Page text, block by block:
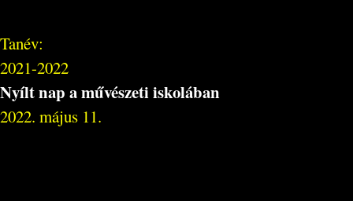
Tanév:
2021-2022
Nyílt nap a művészeti iskolában
2022. május 11.